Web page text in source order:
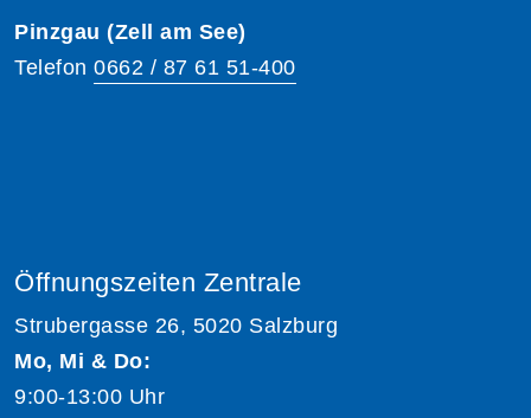
Pinzgau (Zell am See)
Telefon 0662 / 87 61 51-400
Öffnungszeiten Zentrale
Strubergasse 26, 5020 Salzburg
Mo, Mi & Do:
9:00-13:00 Uhr